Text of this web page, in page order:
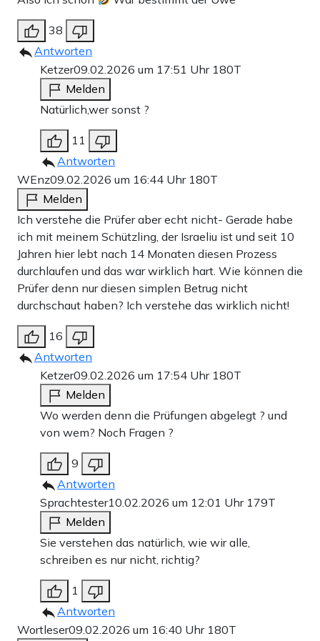
38
Antworten
Ketzer09.02.2026 um 17:51 Uhr 180T
Melden
Natürlich,wer sonst ?
11
Antworten
WEnz09.02.2026 um 16:44 Uhr 180T
Melden
Ich verstehe die Prüfer aber echt nicht- Gerade habe
ich mit meinem Schützling, der Israeliu ist und seit 10
Jahren hier lebt nach 14 Monaten diesen Prozess
durchlaufen und das war wirklich hart. Wie können die
Prüfer denn nur diesen simplen Betrug nicht
durchschaut haben? Ich verstehe das wirklich nicht!
16
Antworten
Ketzer09.02.2026 um 17:54 Uhr 180T
Melden
Wo werden denn die Prüfungen abgelegt ? und
von wem? Noch Fragen ?
9
Antworten
Sprachtester10.02.2026 um 12:01 Uhr 179T
Melden
Sie verstehen das natürlich, wie wir alle,
schreiben es nur nicht, richtig?
1
Antworten
Wortleser09.02.2026 um 16:40 Uhr 180T